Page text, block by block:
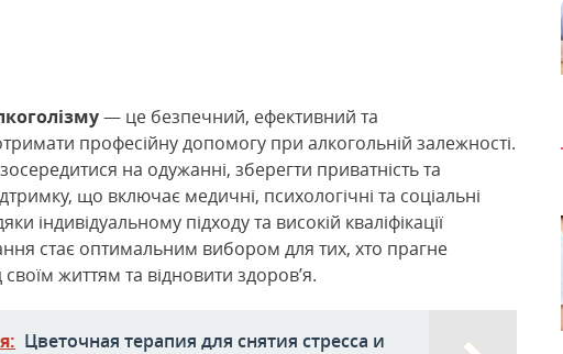
— це безпечний, ефективний та
професійну допомогу при алкогольній залежності.
на одужанні, зберегти приватність та
що включає медичні, психологічні та соціальні
індивідуальному підходу та високій кваліфікації
стає оптимальним вибором для тих, хто прагне
життям та відновити здоров’я.
Цветочная терапия для снятия стресса и